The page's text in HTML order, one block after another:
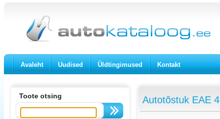
Avaleht Uudised Üldtingimused Kontakt
Toote otsing Autotõstuk EAE